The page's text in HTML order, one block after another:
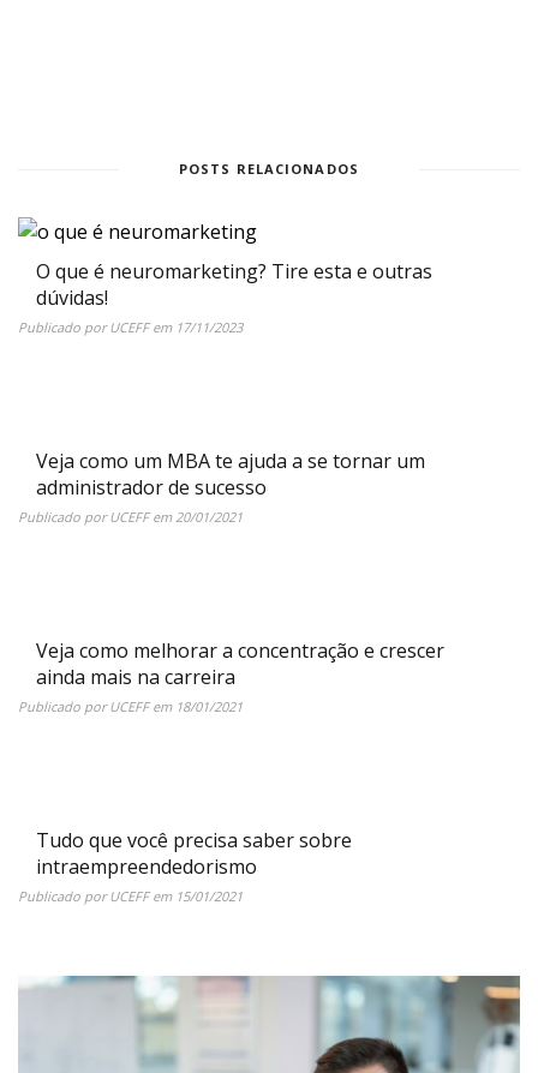
POSTS RELACIONADOS
O que é neuromarketing? Tire esta e outras
dúvidas!
Publicado porUCEFFem 17/11/2023
Veja como um MBA te ajuda a se tornar um
administrador de sucesso
Publicado porUCEFFem20/01/2021
Veja como melhorar a concentração e crescer
ainda mais na carreira
Publicado porUCEFFem 18/01/2021
Tudo que você precisa saber sobre
intraempreendedorismo
Publicado porUCEFFem 15/01/2021